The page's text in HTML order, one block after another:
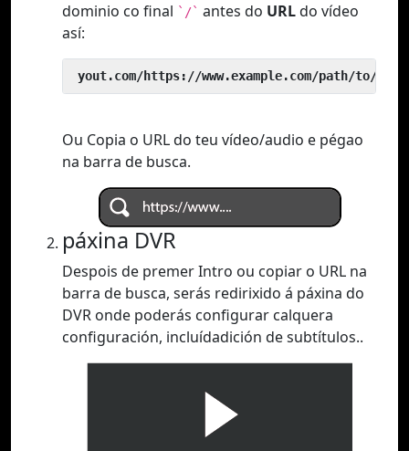
dominio co final `/` antes do URLdo vídeo
así:
yout.com/https://www.example.com/path/to/
Ou Copia o URL do teu vídeo/audio e pégao
na barra de busca.
páxina DVR
Despois de premer Intro ou copiar o URL na
barra de busca, serás redirixido á páxina do
DVR onde poderás configurar calquera
configuración, incluídadición de subtítulos..